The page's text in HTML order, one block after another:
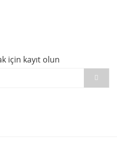
için kayıt olun